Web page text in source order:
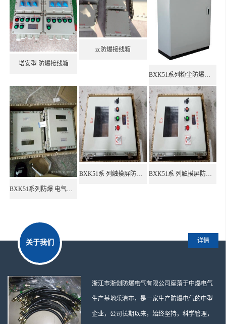
防爆轴风机
防爆显示器
防爆空调
防爆控制开关
防爆启动器
不锈钢防爆接线箱
BNG防爆挠性连接管
防爆接线盒
增安型 防爆接线箱
zc防爆接线箱
关于我们
浙江市浙创防爆电气有限公司座落于中爆电气
生产基地乐清市，是一家生产防爆电气的中型
企业，公司长期以来，始终坚持，科学管理，
详情